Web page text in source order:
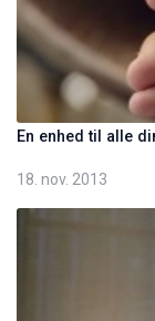
En enhed til alle
18. nov. 2013